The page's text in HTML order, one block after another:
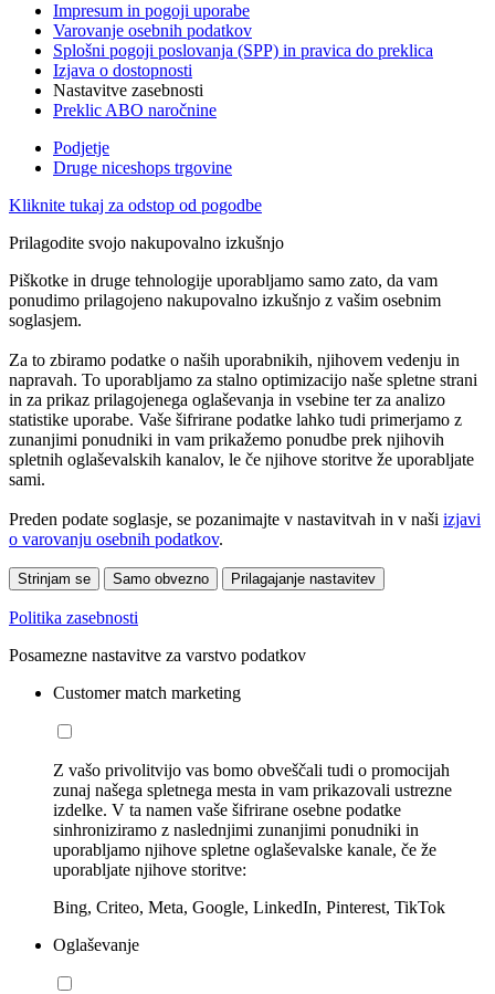
Impresum in pogoji uporabe
Varovanje osebnih podatkov
Splošni pogoji poslovanja (SPP) in pravica do preklica
Izjava o dostopnosti
Nastavitve zasebnosti
Preklic ABO naročnine
Podjetje
Druge niceshops trgovine
Kliknite tukaj za odstop od pogodbe
Prilagodite svojo nakupovalno izkušnjo
Piškotke in druge tehnologije uporabljamo samo zato, da vam
ponudimo prilagojeno nakupovalno izkušnjo z vašim osebnim
soglasjem.
Za to zbiramo podatke o naših uporabnikih, njihovem vedenju in
napravah. To uporabljamo za stalno optimizacijo naše spletne strani
in za prikaz prilagojenega oglaševanja in vsebine ter za analizo
statistike uporabe. Vaše šifrirane podatke lahko tudi primerjamo z
zunanjimi ponudniki in vam prikažemo ponudbe prek njihovih
spletnih oglaševalskih kanalov, le če njihove storitve že uporabljate
sami.
Preden podate soglasje, se pozanimajte v nastavitvah in v naši izjavi
o varovanju osebnih podatkov.
Strinjam se Samo obvezno Prilagajanje nastavitev
Politika zasebnosti
Posamezne nastavitve za varstvo podatkov
Customer match marketing
Z vašo privolitvijo vas bomo obveščali tudi o promocijah
zunaj našega spletnega mesta in vam prikazovali ustrezne
izdelke. V ta namen vaše šifrirane osebne podatke
sinhroniziramo z naslednjimi zunanjimi ponudniki in
uporabljamo njihove spletne oglaševalske kanale, če že
uporabljate njihove storitve:
Bing, Criteo, Meta, Google, LinkedIn, Pinterest, TikTok
Oglaševanje